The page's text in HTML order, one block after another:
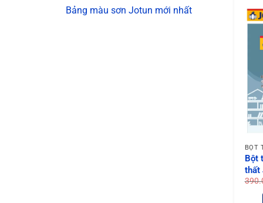
Bảng màu sơn Jotun mới nhất
BỘT
Bột
thất